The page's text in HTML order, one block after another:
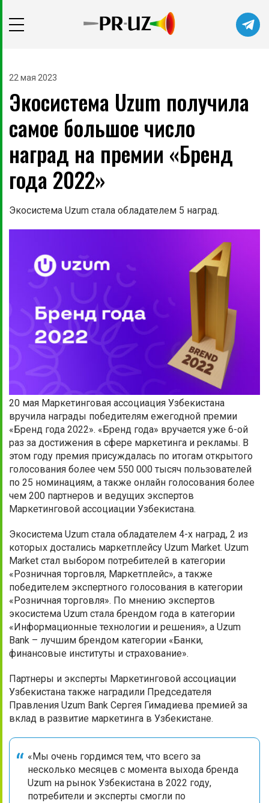
22 мая 2023
Экосистема Uzum получила
самое большое число
наград на премии «Бренд
года 2022»
Экосистема Uzum стала обладателем 5 наград.
20 мая Маркетинговая ассоциация Узбекистана
вручила награды победителям ежегодной премии
«Бренд года 2022». «Бренд года» вручается уже 6-ой
раз за достижения в сфере маркетинга и рекламы. В
этом году премия присуждалась по итогам открытого
голосования более чем 550 000 тысяч пользователей
по 25 номинациям, а также онлайн голосования более
чем 200 партнеров и ведущих экспертов
Маркетинговой ассоциации Узбекистана.
Экосистема Uzum стала обладателем 4-х наград, 2 из
которых достались маркетплейсу Uzum Market. Uzum
Market стал выбором потребителей в категории
«Розничная торговля, Маркетплейс», а также
победителем экспертного голосования в категории
«Розничная торговля». По мнению экспертов
экосистема Uzum стала брендом года в категории
«Информационные технологии и решения», а Uzum
Bank – лучшим брендом категории «Банки,
финансовые институты и страхование».
Партнеры и эксперты Маркетинговой ассоциации
Узбекистана также наградили Председателя
Правления Uzum Bank Сергея Гимадиева премией за
вклад в развитие маркетинга в Узбекистане.
«Мы очень гордимся тем, что всего за
несколько месяцев с момента выхода бренда
Uzum на рынок Узбекистана в 2022 году,
потребители и эксперты смогли по